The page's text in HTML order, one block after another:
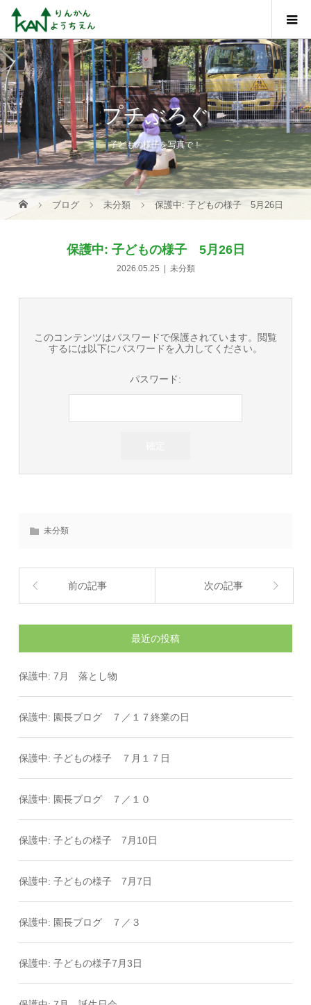
プチぶろぐ
子どもの様子を写真で！
ブログ 未分類 保護中: 子どもの様子 5月26日
保護中: 子どもの様子 5月26日
2026.05.25 未分類
このコンテンツはパスワードで保護されています。閲覧
するには以下にパスワードを入力してください。
パスワード:
未分類
前の記事 次の記事
最近の投稿
保護中: 7月 落とし物
保護中: 園長ブログ ７／１７終業の日
保護中: 子どもの様子 ７月１７日
保護中: 園長ブログ ７／１０
保護中: 子どもの様子 7月10日
保護中: 子どもの様子 7月7日
保護中: 園長ブログ ７／３
保護中: 子どもの様子7月3日